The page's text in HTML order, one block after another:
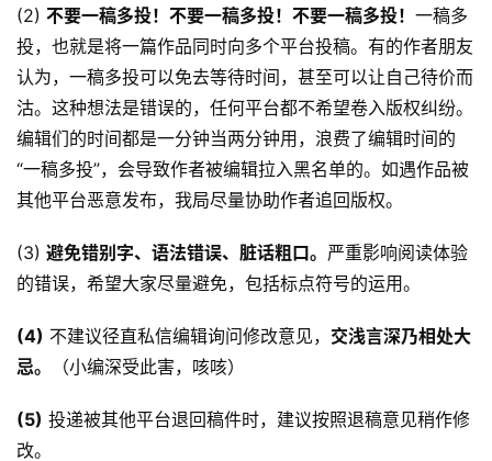
库
(2) 不要一稿多投！ 不要一稿多投！不要一稿多投！ 一稿多
投，也就是将一篇作品同时向多个平台投稿。有的作者朋友
认为，一稿多投可以免去等待时间，甚至可以让自己待价而
沽。这种想法是错误的，任何平台都不希望卷入版权纠纷。
编辑们的时间都是一分钟当两分钟用，浪费了编辑时间的
“一稿多投”，会导致作者被编辑拉入黑名单的。如遇作品被
其他平台恶意发布，我局尽量协助作者追回版权。
(3) 避免错别字、语法错误、脏话粗口。 严重影响阅读体验
的错误，希望大家尽量避免，包括标点符号的运用。
(4) 不建议径直私信编辑询问修改意见， 交浅言深乃相处大
忌。
（小编深受此害，咳咳）
(5) 投递被其他平台退回稿件时，建议按照退稿意见稍作修
改。